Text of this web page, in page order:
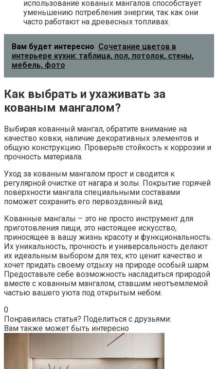
использование кованых мангалов способствует
уменьшению потребления энергии, так как они
часто работают на древесных топливах.
Вам будет интересно Сочетание цветов в
интерьере кухни: таблица, пол, потолок, стены,
мебель, фото
Как выбрать и ухаживать за
кованым мангалом?
Выбирая кованный мангал, обратите внимание на
качество ковки, наличие декоративных элементов и
общую конструкцию. Проверьте стойкость к коррозии и
прочность материала.
Уход за кованым мангалом прост и сводится к
регулярной очистке от нагара и золы. Покрытие горячей
поверхности мангала специальными составами
поможет сохранить его первозданный вид.
Кованные мангалы – это не просто инструмент для
приготовления пищи, это настоящее искусство,
приносящее в вашу жизнь красоту и функциональность.
Их уникальность, прочность и универсальность делают
их идеальным выбором для тех, кто ценит качество и
хочет придать своему отдыху на природе особый шарм.
Предоставьте себе возможность насладиться природой
вместе с кованным мангалом, ставшим неотъемлемой
частью вашего уюта под открытым небом.
0
Понравилась статья? Поделиться с друзьями:
Вам также может быть интересно